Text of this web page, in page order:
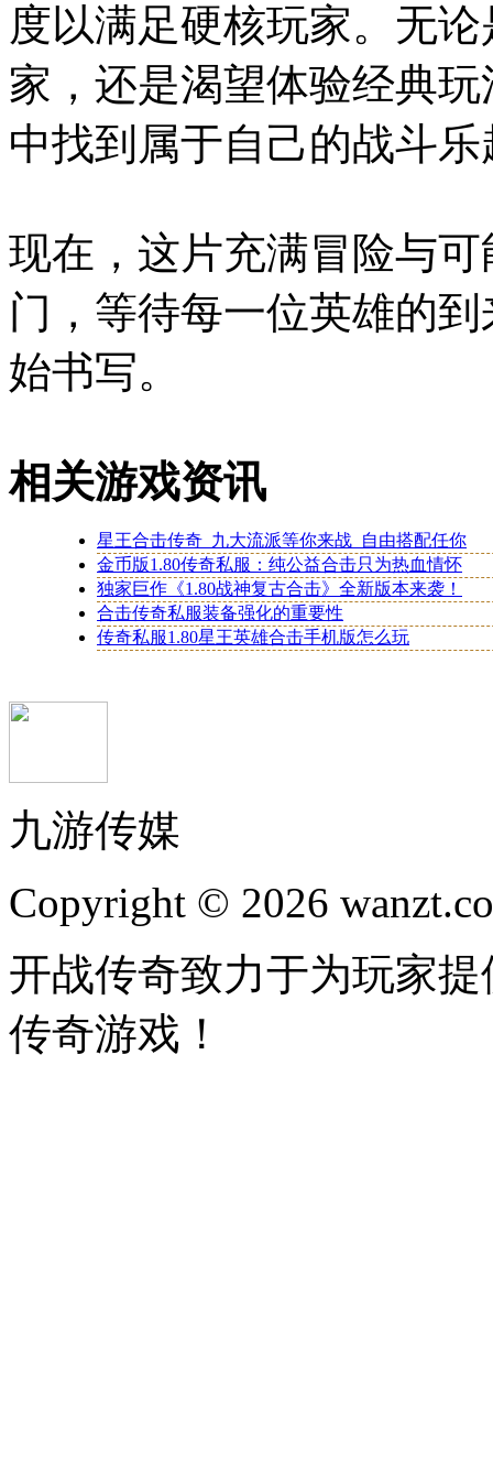
度以满足硬核玩家。无
家，还是渴望体验经典
中找到属于自己的战斗
现在，这片充满冒险与
门，等待每一位英雄的
始书写。
相关游戏资讯
星王合击传奇_九大流派等你来战_自由搭配任你
金币版1.80传奇私服：纯公益合击只为热血情怀
独家巨作《1.80战神复古合击》全新版本来袭！
合击传奇私服装备强化的重要性
传奇私服1.80星王英雄合击手机版怎么玩
九游传媒
Copyright © 2026
开战传奇致力于为玩家
传奇游戏！